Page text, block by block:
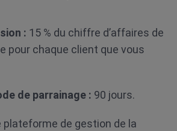
: 15 % du chiffre d’affaires de
pour chaque client que vous
de parrainage : 90 jours.
plateforme de gestion de la